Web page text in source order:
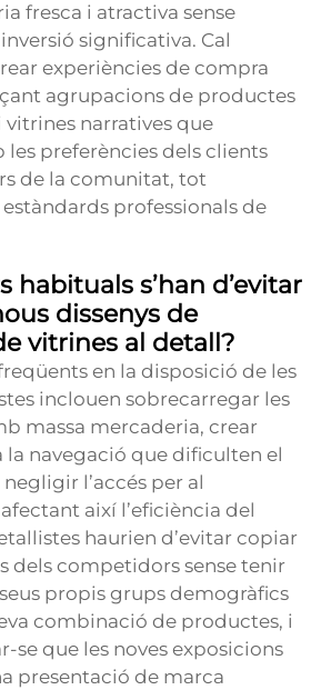
fresca i atractiva sense
significativa. Cal
experiències de compra
agrupacions de productes
vitrines narratives que
preferències dels clients
de la comunitat, tot
professionals de
habituals s’han d’evitar
dissenys de
vitrines al detall?
en la disposició de les
inclouen sobrecarregar les
massa mercaderia, crear
la navegació que dificulten el
l’accés per al
així l’eficiència del
haurien d’evitar copiar
dels competidors sense tenir
propis grups demogràfics
combinació de productes, i
se que les noves exposicions
presentació de marca